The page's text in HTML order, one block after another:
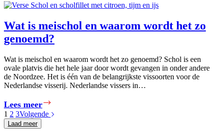
zijn
koudere
maanden
de
tijd
voor
inktvis?
Wat is meischol en waarom wordt het zo
genoemd?
Wat is meischol en waarom wordt het zo genoemd? Schol is een
ovale platvis die het hele jaar door wordt gevangen in onder andere
de Noordzee. Het is één van de belangrijkste vissoorten voor de
Nederlandse visserij. Nederlandse vissers in…
Lees meer
is
1 2 3Volgende
Laad meer